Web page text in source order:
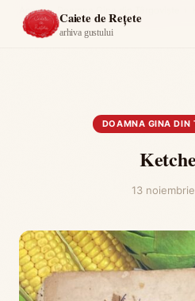
Caiete de Rețete
arhiva gustului
Acasă ›
DOAMNA GINA DIN
13